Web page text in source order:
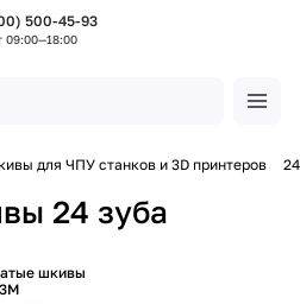
500-45-93
09:00—18:00
для ЧПУ станков и 3D принтеров
24 зуба
шкивы